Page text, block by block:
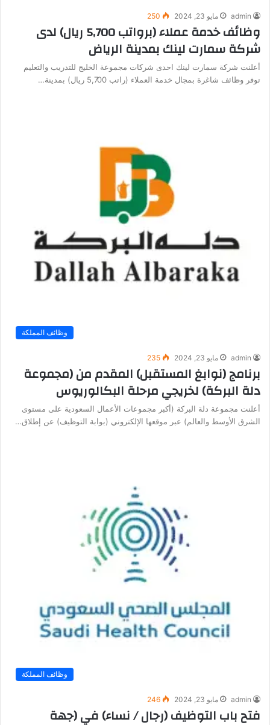
admin مايو 23, 2024 250
وظائف خدمة عملاء (برواتب 5,700 ريال) لدى
شركة سمارت لينك بمدينة الرياض
أعلنت شركة سمارت لينك احدى شركات مجموعة الخليج للتدريب والتعليم
توفر وظائف شاغرة بمجال خدمة العملاء (راتب 5,700 ريال) بمدينة…
وظائف المملكة
admin مايو 23, 2024 235
برنامج (نوابغ المستقبل) المقدم من (مجموعة
دلة البركة) لخريجي مرحلة البكالوريوس
أعلنت مجموعة دلة البركة (أكبر مجموعات الأعمال السعودية على مستوى
الشرق الأوسط والعالم) عبر موقعها الإلكتروني (بوابة التوظيف) عن إطلاق…
وظائف المملكة
admin مايو 23, 2024 246
فتح باب التوظيف (رجال / نساء) في (جهة